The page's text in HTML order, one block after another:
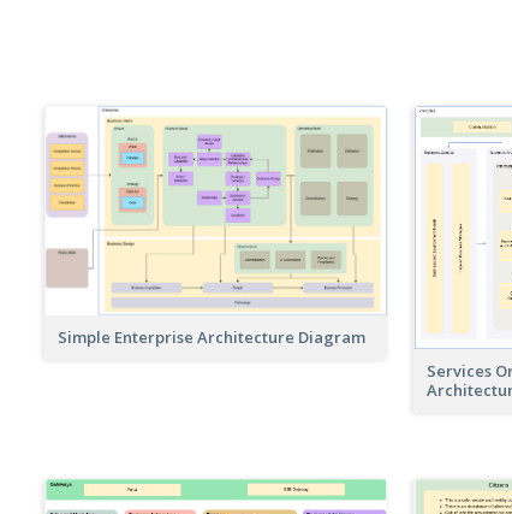
Simple Enterprise Architecture Diagram
Services